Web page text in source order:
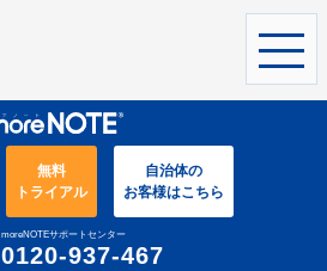
無料
トライアル
自治体の
お客様はこちら
moreNOTEサポートセンター
0120-937-467